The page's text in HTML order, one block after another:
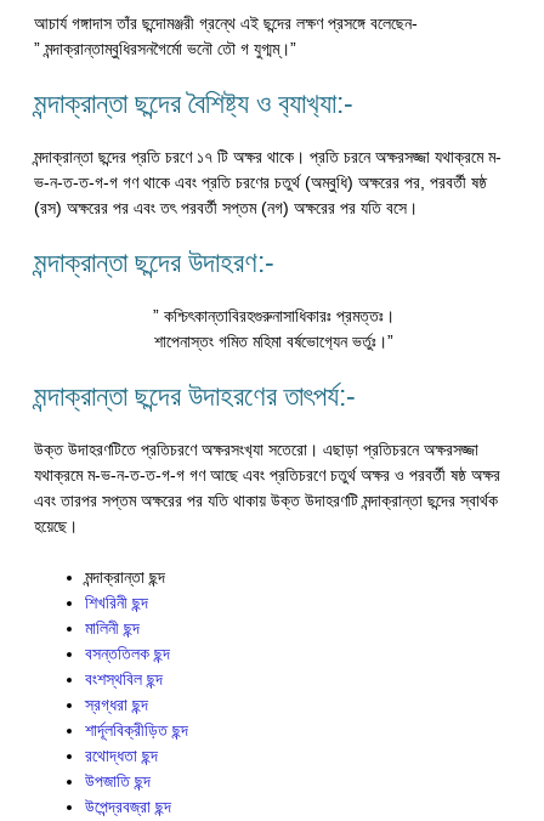
আচার্য গঙ্গাদাস তাঁর ছন্দোমঞ্জরী গ্রন্থে এই ছন্দের লক্ষণ প্রসঙ্গে বলেছেন-
” মন্দাক্রান্তাম্বুধিরসনগৈর্মো ভনৌ তৌ গ যুগ্মম্।”
মন্দাক্রান্তা ছন্দের বৈশিষ্ট্য ও ব‍্যাখ‍্যা:-
মন্দাক্রান্তা ছন্দের প্রতি চরণে ১৭ টি অক্ষর থাকে। প্রতি চরনে অক্ষরসজ্জা যথাক্রমে ম-
ভ-ন-ত-ত-গ-গ গণ থাকে এবং প্রতি চরণের চতুর্থ (অম্বুধি) অক্ষরের পর, পরবর্তী ষষ্ঠ
(রস) অক্ষরের পর এবং তৎ পরবর্তী সপ্তম (নগ) অক্ষরের পর যতি বসে।
মন্দাক্রান্তা ছন্দের উদাহরণ:-
” কশ্চিৎকান্তাবিরহগুরুনাসাধিকারঃ প্রমত্তঃ।
শাপেনাস্তং গমিত মহিমা বর্ষভোগ‍্যেন ভর্তুঃ।”
মন্দাক্রান্তা ছন্দের উদাহরণের তাৎপর্য:-
উক্ত উদাহরণটিতে প্রতিচরণে অক্ষরসংখ‍্যা সতেরো। এছাড়া প্রতিচরনে অক্ষরসজ্জা
যথাক্রমে ম-ভ-ন-ত-ত-গ-গ গণ আছে এবং প্রতিচরণে চতুর্থ অক্ষর ও পরবর্তী ষষ্ঠ অক্ষর
এবং তারপর সপ্তম অক্ষরের পর যতি থাকায় উক্ত উদাহরণটি মন্দাক্রান্তা ছন্দের স্বার্থক
হয়েছে।
মন্দাক্রান্তা ছন্দ
শিখরিনী ছন্দ
মালিনী ছন্দ
বসন্ততিলক ছন্দ
বংশস্থবিল ছন্দ
স্রগ্ধরা ছন্দ
শার্দূলবিক্রীড়িত ছন্দ
রথোদ্ধতা ছন্দ
উপজাতি ছন্দ
উপেন্দ্রবজ্রা ছন্দ